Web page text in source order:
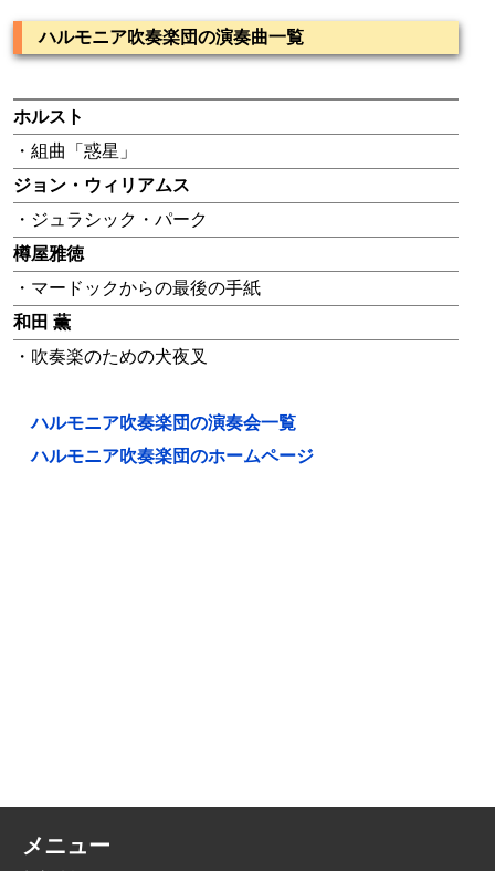
ハルモニア吹奏楽団の演奏曲一覧
ホルスト
・組曲「惑星」
ジョン・ウィリアムス
・ジュラシック・パーク
樽屋雅徳
・マードックからの最後の手紙
和田 薫
・吹奏楽のための犬夜叉
ハルモニア吹奏楽団の演奏会一覧
ハルモニア吹奏楽団のホームページ
メニュー